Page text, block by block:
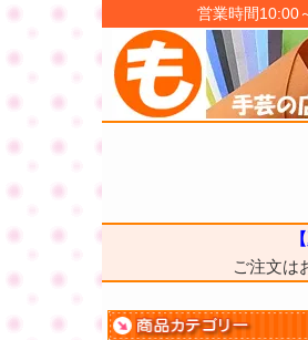
営業時間10:00
ご注文は